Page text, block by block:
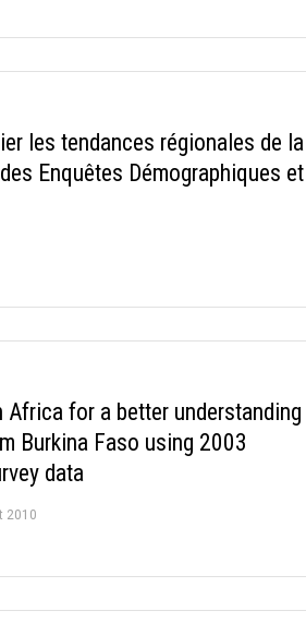
les tendances régionales de la
Enquêtes Démographiques et
Africa for a better understanding
Burkina Faso using 2003
data
2010